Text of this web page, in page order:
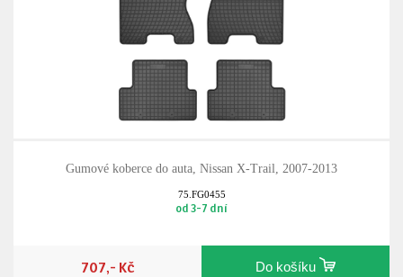
Gumové koberce do auta, Nissan X-Trail, 2007-2013
75.FG0455
od 3-7 dní
707,- Kč Do košíku